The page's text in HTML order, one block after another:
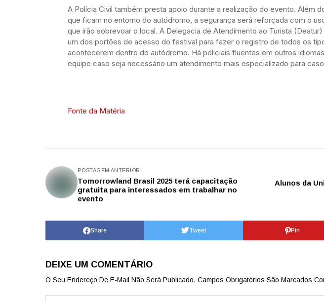
A Polícia Civil também presta apoio durante a realização do evento. Além
que ficam no entorno do autódromo, a segurança será reforçada com o
que irão sobrevoar o local. A Delegacia de Atendimento ao Turista
um dos portões de acesso do festival para fazer o registro de todos os
acontecerem dentro do autódromo. Há policiais fluentes em outros
equipe caso seja necessário um atendimento mais especializado para
Fonte da Matéria
POSTAGEM ANTERIOR
Tomorrowland Brasil 2025 terá capacitação
gratuita para interessados em trabalhar no
evento
Alunos da
Share Tweet Pin
DEIXE UM COMENTÁRIO
O Seu Endereço De E-Mail Não Será Publicado. Campos Obrigatórios São Marcados